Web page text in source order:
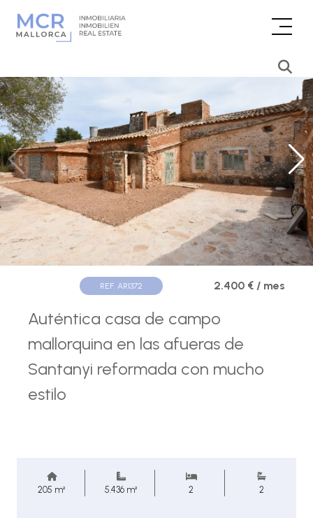
REF. AR1372 2.400 € / mes
Auténtica casa de campo
mallorquina en las afueras de
Santanyi reformada con mucho
estilo
205 m² 5.436 m² 2 2